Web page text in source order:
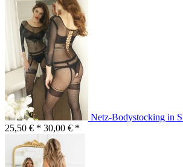
Netz-Bodystocking in
25,50 € * 30,00 € *